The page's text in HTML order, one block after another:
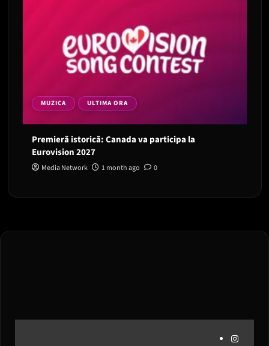
MUZICA ULTIMA ORA
Premieră istorică: Canada va participa la
Eurovision 2027
Media Network 1 month ago 0
Instagram